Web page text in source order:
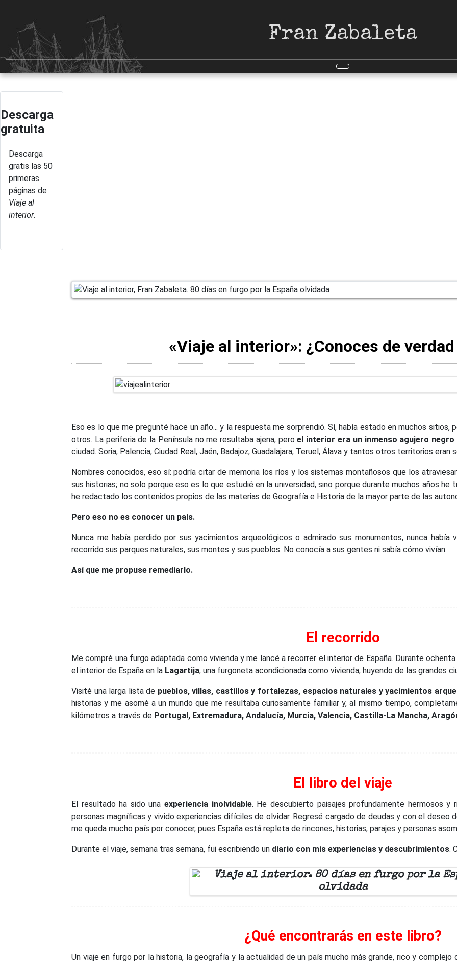
Fran Zabaleta
«Viaje al interior»: ¿Conoces de
Eso es lo que me pregunté hace un año... y la respuesta me sorprendió. Sí, había estado en muchos
otros. La periferia de la Península no me resultaba ajena, peroel interior era un inmenso agujero negro
ciudad. Soria, Palencia, Ciudad Real, Jaén, Badajoz, Guadalajara, Teruel, Álava y tantos otros territorios eran
Nombres conocidos, eso sí: podría citar de memoria los ríos y los sistemas montañosos que los
sus historias; no solo porque eso es lo que estudié en la universidad, sino porque durante muchos años
he redactado los contenidos propios de las materias de Geografía e Historia de la mayor parte de las
Pero eso no es conocer un país.
Nunca me había perdido por sus yacimientos arqueológicos o admirado sus monumentos, nunca
recorrido sus parques naturales, sus montes y sus pueblos. No conocía a sus gentes ni sabía cómo vivían.
Así que me propuse remediarlo.
El recorrido
Me compré una furgo adaptada como vivienda y me lancé a recorrer el interior de España. Durante
el interior de España en la Lagartija, una furgoneta acondicionada como vivienda, huyendo de las grandes
Visité una larga lista de pueblos, villas, castillos y fortalezas, espacios naturales y yacimientos
historias y me asomé a un mundo que me resultaba curiosamente familiar y, al mismo tiempo,
kilómetros a través de Portugal, Extremadura, Andalucía, Murcia, Valencia, Castilla-La Mancha,
El libro del viaje
El resultado ha sido unaexperiencia inolvidable. He descubierto paisajes profundamente hermosos y
personas magníficas y vivido experiencias difíciles de olvidar. Regresé cargado de deudas y con el deseo
me queda mucho país por conocer, pues España está repleta de rincones, historias, parajes y personas
Durante el viaje, semana tras semana, fui escribiendo un diario con mis experiencias y descubrimientos.
¿Qué encontrarás en este libro?
Un viaje en furgo por la historia, la geografía y la actualidad de un país mucho más grande, rico y
Descarga
gratuita
Descarga
gratis las 50
primeras
páginas de
Viaje al
interior.